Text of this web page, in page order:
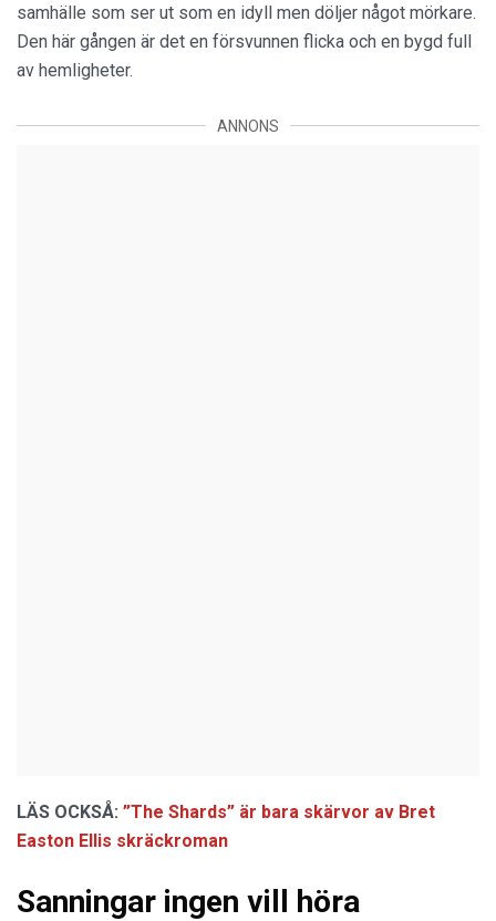
samhälle som ser ut som en idyll men döljer något mörkare.
Den här gången är det en försvunnen flicka och en bygd full
av hemligheter.
ANNONS
LÄS OCKSÅ: ”The Shards” är bara skärvor av Bret
Easton Ellis skräckroman
Sanningar ingen vill höra